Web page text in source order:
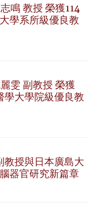
鳴 教授 榮獲114
學系所級優良教
雯 副教授 榮獲
學大學院級優良教
教授與日本廣島大
器官研究新篇章